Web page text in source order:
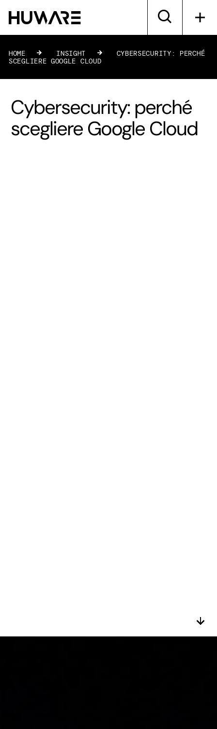
HOME » INSIGHT »
CYBERSECURITY: PERCHÉ
SCEGLIERE GOOGLE CLOUD
Cybersecurity: perché
scegliere Google Cloud